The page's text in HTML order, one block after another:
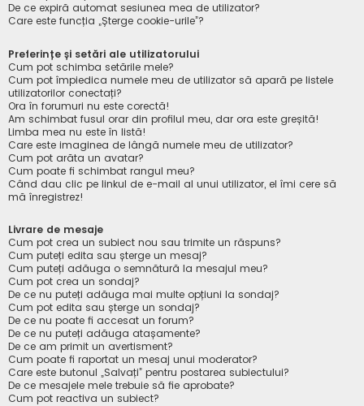
De ce expiră automat sesiunea mea de utilizator?
Care este funcția „Șterge cookie-urile”?
Preferințe și setări ale utilizatorului
Cum pot schimba setările mele?
Cum pot împiedica numele meu de utilizator să apară pe listele
utilizatorilor conectați?
Ora în forumuri nu este corectă!
Am schimbat fusul orar din profilul meu, dar ora este greșită!
Limba mea nu este în listă!
Care este imaginea de lângă numele meu de utilizator?
Cum pot arăta un avatar?
Cum poate fi schimbat rangul meu?
Când dau clic pe linkul de e-mail al unui utilizator, el îmi cere să
mă înregistrez!
Livrare de mesaje
Cum pot crea un subiect nou sau trimite un răspuns?
Cum puteți edita sau șterge un mesaj?
Cum puteți adăuga o semnătură la mesajul meu?
Cum pot crea un sondaj?
De ce nu puteți adăuga mai multe opțiuni la sondaj?
Cum pot edita sau șterge un sondaj?
De ce nu poate fi accesat un forum?
De ce nu puteți adăuga atașamente?
De ce am primit un avertisment?
Cum poate fi raportat un mesaj unui moderator?
Care este butonul „Salvați” pentru postarea subiectului?
De ce mesajele mele trebuie să fie aprobate?
Cum pot reactiva un subiect?